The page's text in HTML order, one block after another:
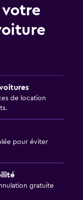
votre
de location
pour éviter
gratuite